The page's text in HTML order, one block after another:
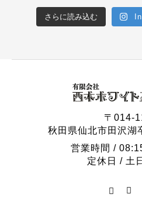
さらに読み込む
〒014-
秋田県仙北市田沢湖
営業時間 /
定休日 / 土